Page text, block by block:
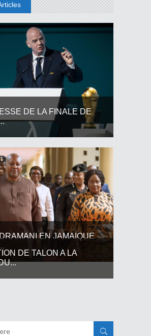
DE LA FINALE DE
EN JAMAIQUE
DE TALON A LA